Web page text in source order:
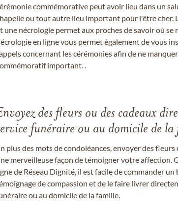
commémorative peut avoir lieu dans un
ou tout autre lieu important pour l'être cher.
une nécrologie permet aux proches de savoir où se
en ligne vous permet également de vous
concernant les cérémonies afin de ne
important. .
des fleurs ou des cadeaux
funéraire ou au domicile de la
plus des mots de condoléances, envoyer des
merveilleuse façon de témoigner votre affection.
de Réseau Dignité, il est facile de commander
de compassion et de le faire livrer
ou au domicile de la famille.